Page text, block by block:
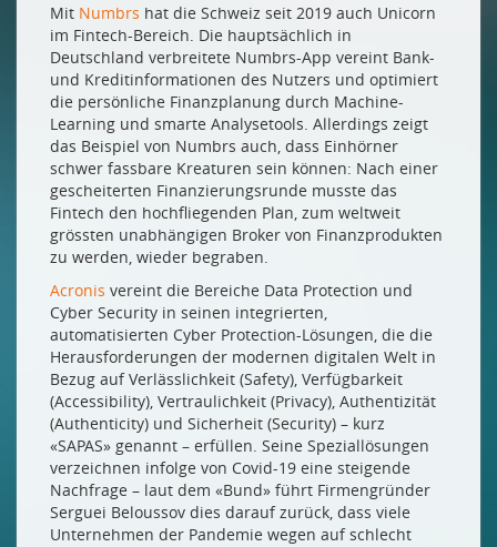
Mit Numbrs hat die Schweiz seit 2019 auch Unicorn
im Fintech-Bereich. Die hauptsächlich in
Deutschland verbreitete Numbrs-App vereint Bank-
und Kreditinformationen des Nutzers und optimiert
die persönliche Finanzplanung durch Machine-
Learning und smarte Analysetools. Allerdings zeigt
das Beispiel von Numbrs auch, dass Einhörner
schwer fassbare Kreaturen sein können: Nach einer
gescheiterten Finanzierungsrunde musste das
Fintech den hochfliegenden Plan, zum weltweit
grössten unabhängigen Broker von Finanzprodukten
zu werden, wieder begraben.
Acronis vereint die Bereiche Data Protection und
Cyber Security in seinen integrierten,
automatisierten Cyber Protection-Lösungen, die die
Herausforderungen der modernen digitalen Welt in
Bezug auf Verlässlichkeit (Safety), Verfügbarkeit
(Accessibility), Vertraulichkeit (Privacy), Authentizität
(Authenticity) und Sicherheit (Security) – kurz
«SAPAS» genannt – erfüllen. Seine Speziallösungen
verzeichnen infolge von Covid-19 eine steigende
Nachfrage – laut dem «Bund» führt Firmengründer
Serguei Beloussov dies darauf zurück, dass viele
Unternehmen der Pandemie wegen auf schlecht